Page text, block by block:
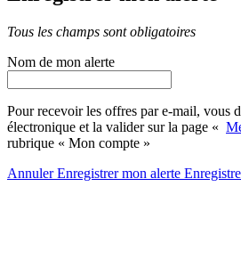
Tous les champs sont obligatoires
Nom de mon alerte
Pour recevoir les offres par e-mail, vous
électronique et la valider sur la page «
rubrique « Mon compte »
AnnulerEnregistrer mon alerte